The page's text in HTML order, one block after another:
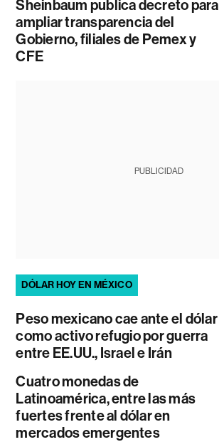
Sheinbaum publica decreto para
ampliar transparencia del
Gobierno, filiales de Pemex y
CFE
PUBLICIDAD
DÓLAR HOY EN MÉXICO
Peso mexicano cae ante el dólar
como activo refugio por guerra
entre EE.UU., Israel e Irán
Cuatro monedas de
Latinoamérica, entre las más
fuertes frente al dólar en
mercados emergentes